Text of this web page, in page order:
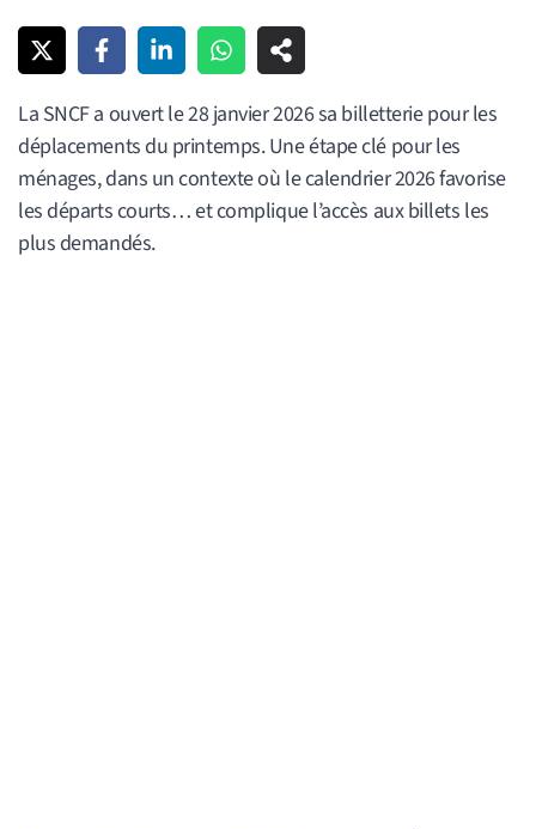
La SNCF a ouvert le 28 janvier 2026 sa billetterie pour les
déplacements du printemps. Une étape clé pour les
ménages, dans un contexte où le calendrier 2026 favorise
les départs courts… et complique l’accès aux billets les
plus demandés.